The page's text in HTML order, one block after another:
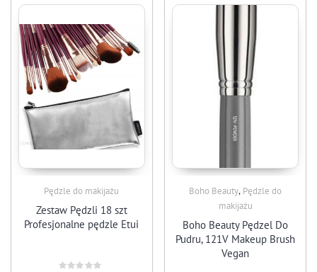
Pędzle do makijażu
Zestaw Pędzli 18 szt
Profesjonalne pędzle Etui
Boho Beauty, Pędzle do
makijażu
Boho Beauty Pędzel Do
Pudru, 121V Makeup Brush
Vegan